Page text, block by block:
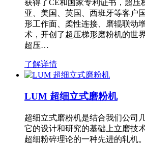
获得了CE和国家专利证书，超压
亚、美国、英国、西班牙等客户
形工作面、柔性连接、磨辊联动
术，开创了超压梯形磨粉机的世
超压…
了解详情
LUM 超细立式磨粉机
超细立式磨粉机是结合我们公司
它的设计和研究的基础上立磨技
超细粉碎理论的一种先进的轧机